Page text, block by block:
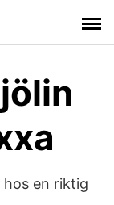
hos en riktig